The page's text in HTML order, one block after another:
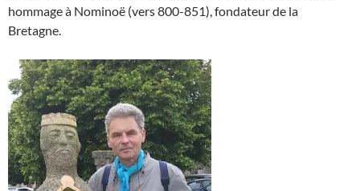
hommage à Nominoë (vers 800-851), fondateur de la
Bretagne.